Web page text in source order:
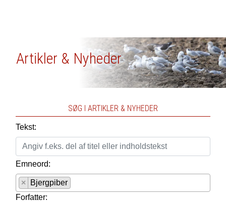
Artikler & Nyheder
SØG I ARTIKLER & NYHEDER
Tekst:
Emneord:
×
Bjergpiber
Forfatter: